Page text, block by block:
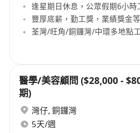
逢星期日休息，公眾假期6小時
豐厚底薪，勤工獎，業績獎金等
荃灣/旺角/銅鑼灣/中環多地點
醫學/美容顧問 ($28,000 -
期)
灣仔, 銅鑼灣
5天/週